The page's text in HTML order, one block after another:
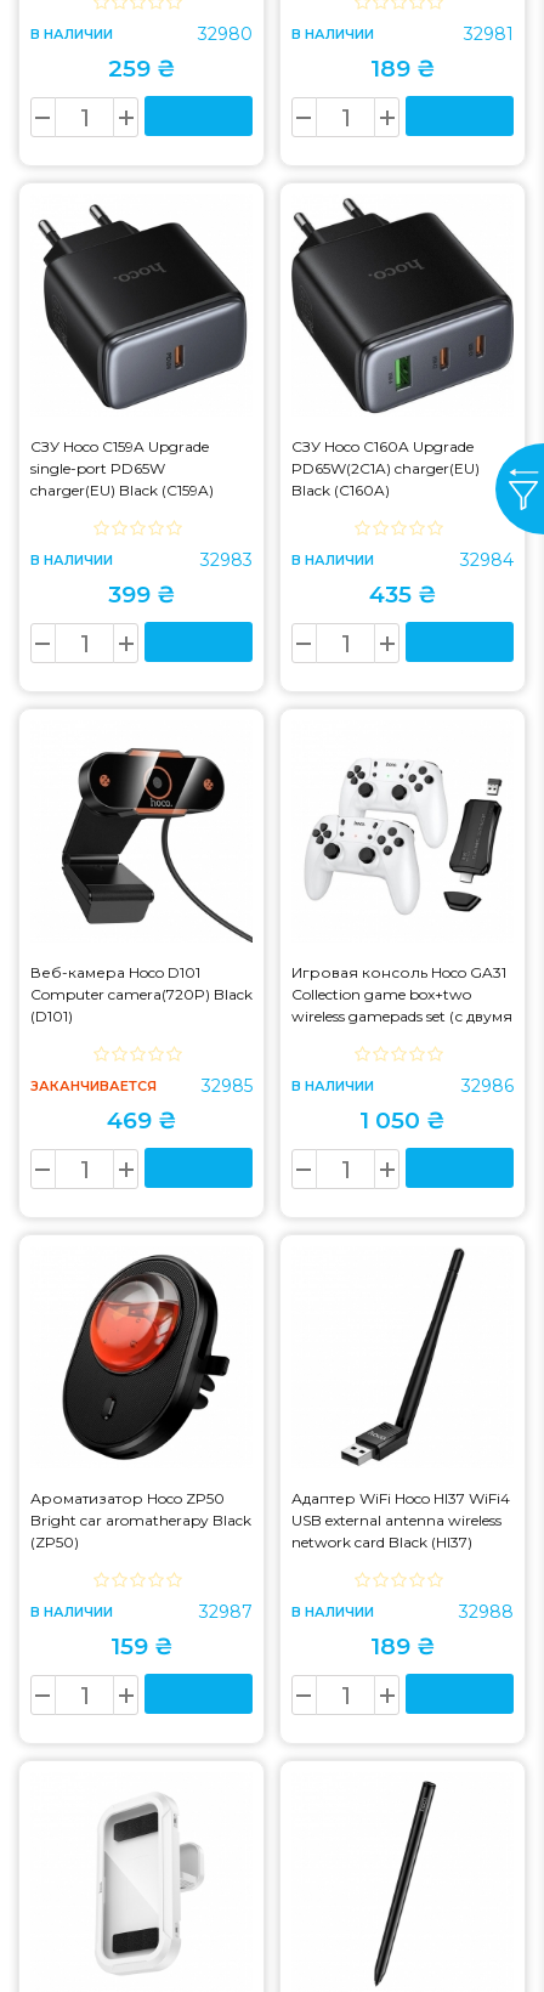
В НАЛИЧИИ 32980
259 ₴
В НАЛИЧИИ 32981
189 ₴
СЗУ Hoco C159A Upgrade
single-port PD65W
charger(EU) Black (C159A)
В НАЛИЧИИ 32983
399 ₴
СЗУ Hoco C160A Upgrade
PD65W(2C1A) charger(EU)
Black (C160A)
В НАЛИЧИИ 32984
435 ₴
Веб-камера Hoco D101
Computer camera(720P) Black
(D101)
ЗАКАНЧИВАЕТСЯ 32985
469 ₴
Игровая консоль Hoco GA31
Collection game box+two
wireless gamepads set (с двумя
контроллерами) Black
(GA31)
В НАЛИЧИИ 32986
1 050 ₴
Ароматизатор Hoco ZP50
Bright car aromatherapy Black
(ZP50)
В НАЛИЧИИ 32987
159 ₴
Адаптер WiFi Hoco HI37 WiFi4
USB external antenna wireless
network card Black (HI37)
В НАЛИЧИИ 32988
189 ₴